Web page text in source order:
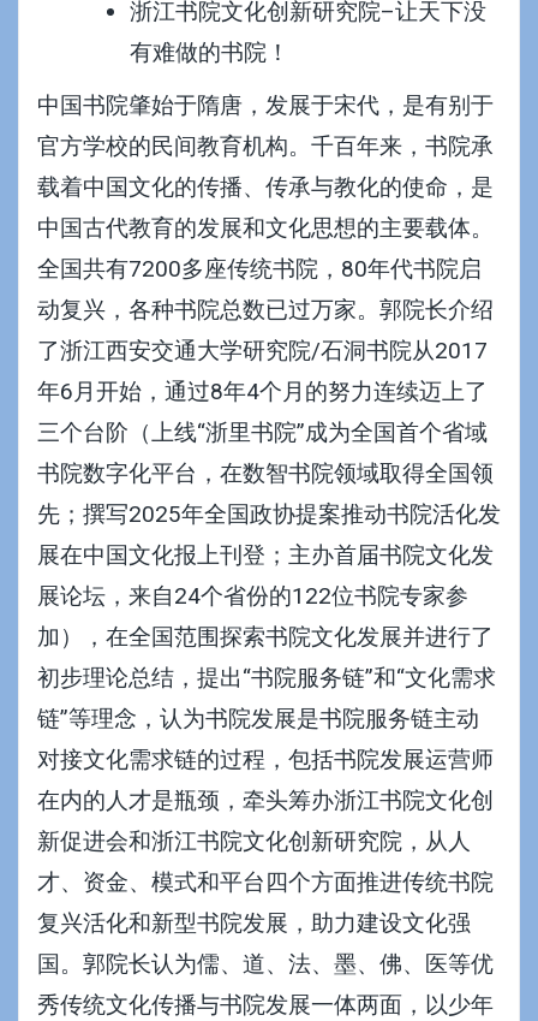
浙江书院文化创新研究院–让天下没
有难做的书院！
中国书院肇始于隋唐，发展于宋代，是有别于
官方学校的民间教育机构。千百年来，书院承
载着中国文化的传播、传承与教化的使命，是
中国古代教育的发展和文化思想的主要载体。
全国共有7200多座传统书院，80年代书院启
动复兴，各种书院总数已过万家。郭院长介绍
了浙江西安交通大学研究院/石洞书院从2017
年6月开始，通过8年4个月的努力连续迈上了
三个台阶（上线“浙里书院”成为全国首个省域
书院数字化平台，在数智书院领域取得全国领
先；撰写2025年全国政协提案推动书院活化发
展在中国文化报上刊登；主办首届书院文化发
展论坛 ，来自24个省份的122位书院专家参
加），在全国范围探索书院文化发展并进行了
初步理论总结，提出“书院服务链”和“文化需求
链”等理念，认为书院发展是书院服务链主动
对接文化需求链的过程，包括书院发展运营师
在内的人才是瓶颈，牵头筹办浙江书院文化创
新促进会和浙江书院文化创新研究院，从人
才、资金、模式和平台四个方面推进传统书院
复兴活化和新型书院发展 ，助力建设文化强
国。郭院长认为儒、道、法、墨、佛、医等优
秀传统文化传播与书院发展一体两面，以少年